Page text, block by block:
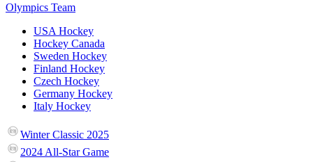
Olympics Team
USA Hockey
Hockey Canada
Sweden Hockey
Finland Hockey
Czech Hockey
Germany Hockey
Italy Hockey
Winter Classic 2025
2024 All-Star Game